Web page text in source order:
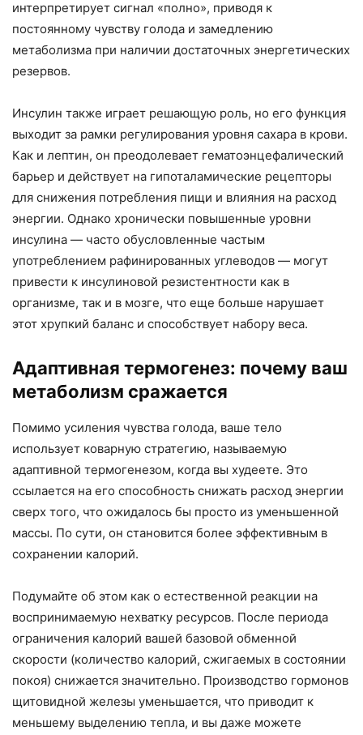
интерпретирует сигнал «полно», приводя к
постоянному чувству голода и замедлению
метаболизма при наличии достаточных энергетических
резервов.
Инсулин также играет решающую роль, но его функция
выходит за рамки регулирования уровня сахара в крови.
Как и лептин, он преодолевает гематоэнцефалический
барьер и действует на гипоталамические рецепторы
для снижения потребления пищи и влияния на расход
энергии. Однако хронически повышенные уровни
инсулина — часто обусловленные частым
употреблением рафинированных углеводов — могут
привести к инсулиновой резистентности как в
организме, так и в мозге, что еще больше нарушает
этот хрупкий баланс и способствует набору веса.
Адаптивная термогенез: почему ваш
метаболизм сражается
Помимо усиления чувства голода, ваше тело
использует коварную стратегию, называемую
адаптивной термогенезом, когда вы худеете. Это
ссылается на его способность снижать расход энергии
сверх того, что ожидалось бы просто из уменьшенной
массы. По сути, он становится более эффективным в
сохранении калорий.
Подумайте об этом как о естественной реакции на
воспринимаемую нехватку ресурсов. После периода
ограничения калорий вашей базовой обменной
скорости (количество калорий, сжигаемых в состоянии
покоя) снижается значительно. Производство гормонов
щитовидной железы уменьшается, что приводит к
меньшему выделению тепла, и вы даже можете